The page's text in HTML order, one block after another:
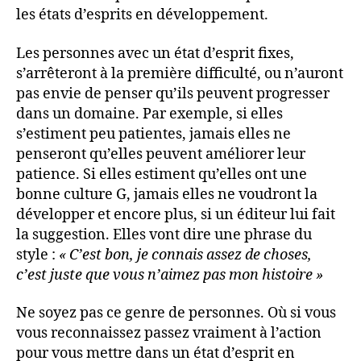
les états d’esprits en développement.
Les personnes avec un état d’esprit fixes,
s’arrêteront à la première difficulté, ou n’auront
pas envie de penser qu’ils peuvent progresser
dans un domaine. Par exemple, si elles
s’estiment peu patientes, jamais elles ne
penseront qu’elles peuvent améliorer leur
patience. Si elles estiment qu’elles ont une
bonne culture G, jamais elles ne voudront la
développer et encore plus, si un éditeur lui fait
la suggestion. Elles vont dire une phrase du
style : « C’est bon, je connais assez de choses,
c’est juste que vous n’aimez pas mon histoire »
Ne soyez pas ce genre de personnes. Où si vous
vous reconnaissez passez vraiment à l’action
pour vous mettre dans un état d’esprit en